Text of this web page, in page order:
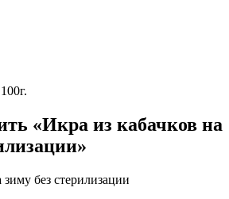
«Икра из кабачков на